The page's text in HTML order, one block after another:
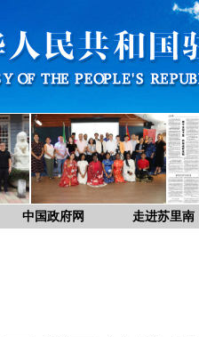
中国政府网 走进苏里南